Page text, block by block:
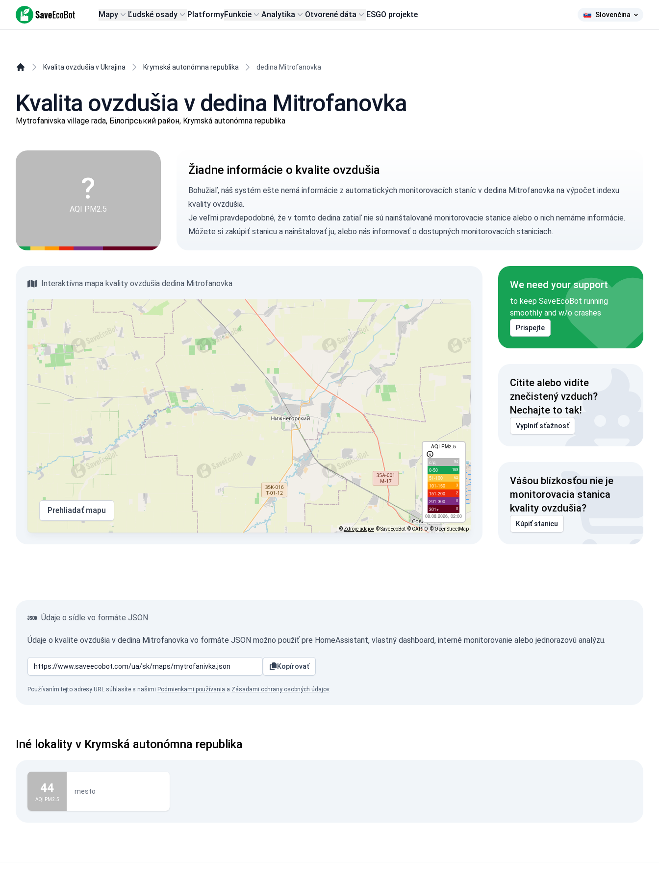
SaveEcoBot Mapy Ľudské osady PlatformyFunkcie Analytika Otvorené dáta ESGO projekte Slovenčina
Kvalita ovzdušia v Ukrajina Krymská autonómna republika dedina Mitrofanovka
Kvalita ovzdušia v dedina Mitrofanovka
Mytrofanivska village rada, Білогірський район, Krymská autonómna republika
?
AQI PM2.5
Žiadne informácie o kvalite ovzdušia
Bohužiaľ, náš systém ešte nemá informácie z automatických monitorovacích staníc v dedina Mitrofanovka na výpočet indexu
kvality ovzdušia.
Je veľmi pravdepodobné, že v tomto dedina zatiaľ nie sú nainštalované monitorovacie stanice alebo o nich nemáme informácie.
Môžete si zakúpiť stanicua nainštalovať ju, alebo nás informovaťo dostupných monitorovacích staniciach.
Interaktívna mapa kvality ovzdušia dedina Mitrofanovka
AQI PM2.5
с/д 94
0-50 189
51-100 62
101-150 3
151-200 2
201-300 0
301+ 0
08.08.2026, 02:00
Prehliadať mapu
© Zdroje údajov © SaveEcoBot © CARTO © OpenStreetMap
We need your support
to keep SaveEcoBot running
smoothly and w/o crashes
Prispejte
Cítite alebo vidíte
znečistený vzduch?
Nechajte to tak!
Vyplniť sťažnosť
Vášou blízkosťou nie je
monitorovacia stanica
kvality ovzdušia?
Kúpiť stanicu
Údaje o sídle vo formáte JSON
Údaje o kvalite ovzdušia v dedina Mitrofanovka vo formáte JSON možno použiť pre HomeAssistant, vlastný dashboard, interné monitorovanie alebo jednorazovú analýzu.
Kopírovať
Používaním tejto adresy URL súhlasíte s našimi Podmienkami používania a Zásadami ochrany osobných údajov.
Iné lokality v Krymská autonómna republika
44
AQI PM2.5
mesto